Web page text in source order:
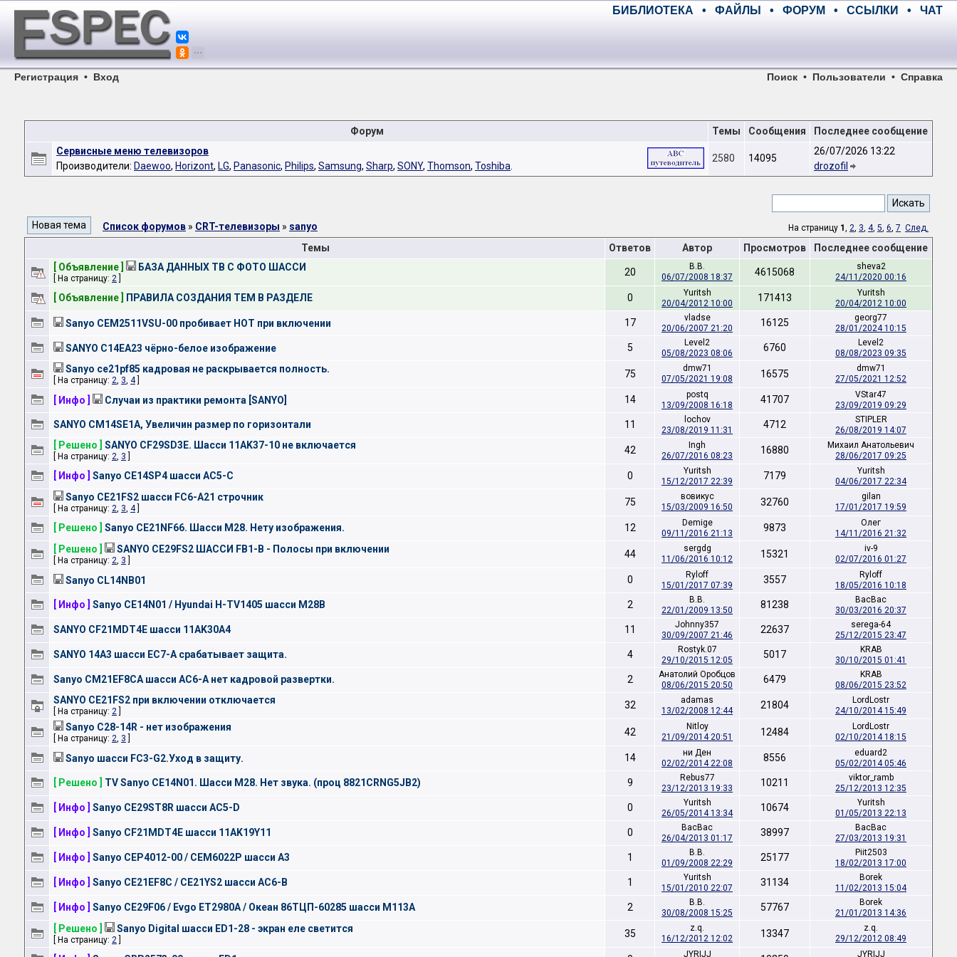
БИБЛИОТЕКА • ФАЙЛЫ • ФОРУМ • ССЫЛКИ • ЧАТ
Регистрация • Вход Поиск • Пользователи • Справка
Форум Темы Сообщения
Последнее сообщение
Сервисные меню телевизоров
Производители: Daewoo, Horizont, LG, Panasonic, Philips, Samsung, Sharp, SONY, Thomson, Toshiba
2580 14095
26/07/2026 13:22
drozofil
Список форумов » CRT-телевизоры » sanyo На страницу 1 , 2, 3, 4, 5, 6, 7 След.
Темы Ответов Автор Просмотров
Последнее сообщение
[ Объявление ]
БАЗА ДАННЫХ ТВ С ФОТО ШАССИ
[ На страницу: 2
20
B.B.
06/07/2008 18:37
4615068
sheva2
24/11/2020 00:16
[ Объявление ] ПРАВИЛА СОЗДАНИЯ ТЕМ В РАЗДЕЛЕ 0
Yuritsh
20/04/2012 10:00
171413
Yuritsh
20/04/2012 10:00
Sanyo CEM2511VSU-00 пробивает HOT при включении 17
vladse
20/06/2007 21:20
16125
georg77
28/01/2024 10:15
SANYO C14EA23 чёрно-белое изображение 5
Level2
05/08/2023 08:06
6760
Level2
08/08/2023 09:35
Sanyo ce21pf85 кадровая не раскрывается полность.
[ На страницу: 2, 3, 4]
75
dmw71
07/05/2021 19:08
16575
dmw71
27/05/2021 12:52
[ Инфо ] Случаи из практики ремонта [SANYO] 14
postq
13/09/2008 16:18
41707
VStar47
23/09/2019 09:29
SANYO CM14SE1A, Увеличин размер по горизонтали 11
lochov
23/08/2019 11:31
4712
STIPLER
26/08/2019 14:07
[ Решено ] SANYO CF29SD3E. Шасси 11AK37-10 не включается
[ На страницу: 2, 3
42
Ingh
26/07/2016 08:23
16880
Михаил Анатольевич
28/06/2017 09:25
[ Инфо ] Sanyo CE14SP4 шасси AC5-C 0
Yuritsh
15/12/2017 22:39
7179
Yuritsh
04/06/2017 22:34
Sanyo CE21FS2 шасси FC6-A21 строчник
[ На страницу: 2, 3, 4]
75
вовикус
15/03/2009 16:50
32760
gilan
17/01/2017 19:59
[ Решено ] Sanyo CE21NF66. Шасси M28. Нету изображения. 12
Demige
09/11/2016 21:13
9873
Oлег
14/11/2016 21:32
[ Решено ] SANYO CE29FS2 ШАССИ FB1-B - Полосы при включении
[ На страницу: 2, 3
44
sergdg
11/06/2016 10:12
15321
iv-9
02/07/2016 01:27
Sanyo CL14NB01 0
Ryloff
15/01/2017 07:39
3557
Ryloff
18/05/2016 10:18
[ Инфо ] Sanyo CE14N01 / Hyundai H-TV1405 шасси M28B 2
B.B.
22/01/2009 13:50
81238
ВасВас
30/03/2016 20:37
SANYO CF21MDT4E шасси 11AK30A4 11
Johnny357
30/09/2007 21:46
22637
serega-64
25/12/2015 23:47
SANYO 14А3 шасси EC7-A срабатывает защита. 4
Rostyk.07
29/10/2015 12:05
5017
KRAB
30/10/2015 01:41
Sanyo CM21EF8CA шасси АС6-А нет кадровой развертки. 2
Анатолий Оробцов
08/06/2015 20:50
6479
KRAB
08/06/2015 23:52
SANYO CE21FS2 при включении отключается
[ На страницу: 2
32
adamas
13/02/2008 12:44
21804
LordLostr
24/10/2014 15:49
Sanyo C28-14R - нет изображения
[ На страницу: 2, 3
42
Nitloy
21/09/2014 20:51
12484
LordLostr
02/10/2014 18:15
Sanyo шасси FC3-G2.Уход в защиту. 14
ни Ден
02/02/2014 22:08
8556
eduard2
05/02/2014 05:46
[ Решено ] TV Sanyo СE14N01. Шасси M28. Нет звука. (проц 8821CRNG5JB2) 9
Rebus77
23/12/2013 19:33
10211
viktor_ramb
25/12/2013 12:35
[ Инфо ] Sanyo CE29ST8R шасси AC5-D 0
Yuritsh
26/05/2014 13:34
10674
Yuritsh
01/05/2013 22:13
[ Инфо ] Sanyo CF21MDT4E шасси 11AK19Y11 0
ВасВас
26/04/2013 01:17
38997
ВасВас
27/03/2013 19:31
[ Инфо ] Sanyo CEP4012-00 / CEM6022P шасси A3 1
B.B.
01/09/2008 22:29
25177
Piit2503
18/02/2013 17:00
[ Инфо ] Sanyo CE21EF8C / CE21YS2 шасси AC6-B 1
Yuritsh
15/01/2010 22:07
31134
Borek
11/02/2013 15:04
[ Инфо ] Sanyo CE29F06 / Evgo ET2980A / Океан 86ТЦП-60285 шасси M113A 2
B.B.
30/08/2008 15:25
57767
Borek
21/01/2013 14:36
[ Решено ] Sanyo Digital шасси ED1-28 - экран еле светится
[ На страницу: 2
35
z.q.
16/12/2012 12:02
13347
z.q.
29/12/2012 08:49
JYRIJJ JYRIJJ